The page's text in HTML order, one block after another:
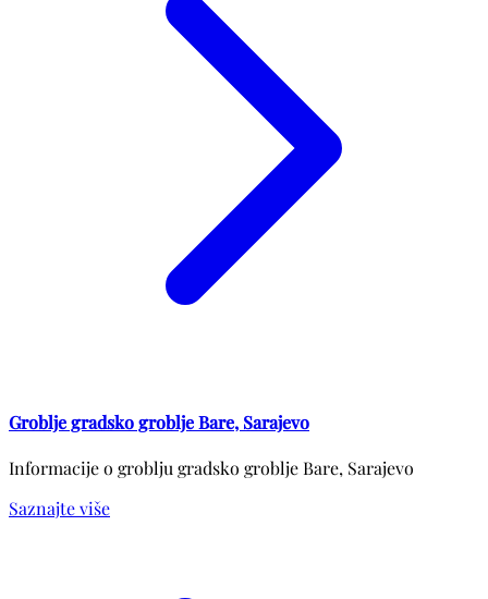
Groblje gradsko groblje Bare, Sarajevo
Informacije o groblju gradsko groblje Bare, Sarajevo
Saznajte više